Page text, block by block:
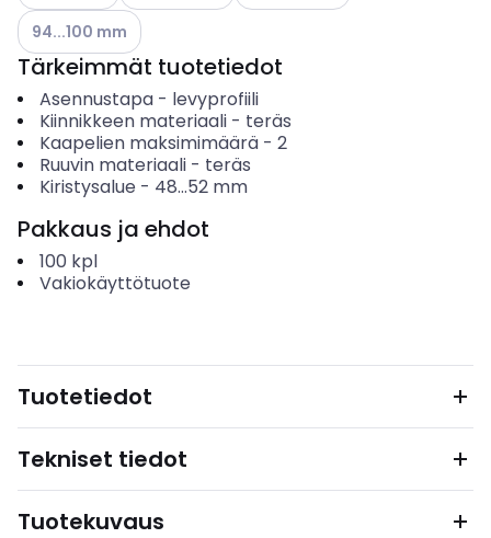
Katso käytettävissä olevat vaihtoehdot
94...100 mm
Tärkeimmät tuotetiedot
Asennustapa- levyprofiili
Kiinnikkeen materiaali- teräs
Kaapelien maksimimäärä- 2
Ruuvin materiaali- teräs
Kiristysalue - 48...52 mm
Pakkaus ja ehdot
100 kpl
Vakiokäyttötuote
Tuotetiedot
Tekniset tiedot
Tuotekuvaus